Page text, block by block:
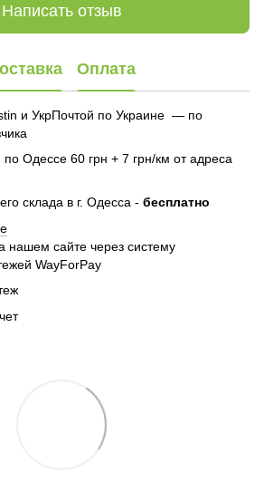
Написать отзыв
Оплата
и УкрПочтой по Украине — по
Одессе 60 грн + 7 грн/км от адреса
склада в г. Одесса - бесплатно
нашем сайте через систему
WayForPay